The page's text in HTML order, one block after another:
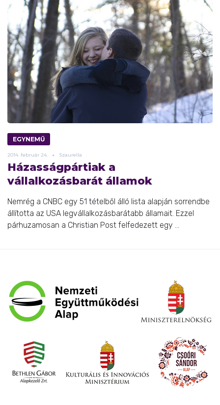
EGYNEMŰ
2014. február 24. Szaurella
Házasságpártiak a
vállalkozásbarát államok
Nemrég a CNBC egy 51 tételből álló lista alapján sorrendbe
állította az USA legvállalkozásbarátabb államait. Ezzel
párhuzamosan a Christian Post felfedezett egy ...